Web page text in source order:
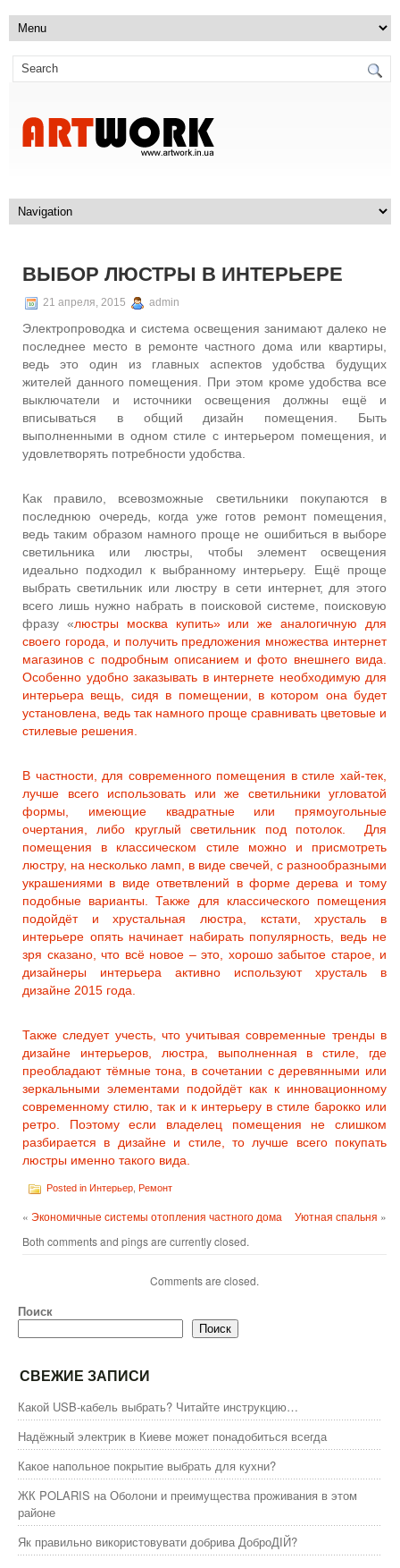
ВЫБОР ЛЮСТРЫ В ИНТЕРЬЕРЕ
21 апреля, 2015 admin
Электропроводка и система освещения занимают далеко не
последнее место в ремонте частного дома или квартиры,
ведь это один из главных аспектов удобства будущих
жителей данного помещения. При этом кроме удобства все
выключатели и источники освещения должны ещё и
вписываться в общий дизайн помещения. Быть
выполненными в одном стиле с интерьером помещения, и
удовлетворять потребности удобства.
Как правило, всевозможные светильники покупаются в
последнюю очередь, когда уже готов ремонт помещения,
ведь таким образом намного проще не ошибиться в выборе
светильника или люстры, чтобы элемент освещения
идеально подходил к выбранному интерьеру. Ещё проще
выбрать светильник или люстру в сети интернет, для этого
всего лишь нужно набрать в поисковой системе, поисковую
фразу «люстры москва купить» или же аналогичную для
своего города, и получить предложения множества интернет
магазинов с подробным описанием и фото внешнего вида.
Особенно удобно заказывать в интернете необходимую для
интерьера вещь, сидя в помещении, в котором она будет
установлена, ведь так намного проще сравнивать цветовые и
стилевые решения.
В частности, для современного помещения в стиле хай-тек,
лучше всего использовать или же светильники угловатой
формы, имеющие квадратные или прямоугольные
очертания, либо круглый светильник под потолок. Для
помещения в классическом стиле можно и присмотреть
люстру, на несколько ламп, в виде свечей, с разнообразными
украшениями в виде ответвлений в форме дерева и тому
подобные варианты. Также для классического помещения
подойдёт и хрустальная люстра, кстати, хрусталь в
интерьере опять начинает набирать популярность, ведь не
зря сказано, что всё новое – это, хорошо забытое старое, и
дизайнеры интерьера активно используют хрусталь в
дизайне 2015 года.
Также следует учесть, что учитывая современные тренды в
дизайне интерьеров, люстра, выполненная в стиле, где
преобладают тёмные тона, в сочетании с деревянными или
зеркальными элементами подойдёт как к инновационному
современному стилю, так и к интерьеру в стиле барокко или
ретро. Поэтому если владелец помещения не слишком
разбирается в дизайне и стиле, то лучше всего покупать
люстры именно такого вида.
Posted in Интерьер Ремонт
« Экономичные системы отопления частного дома Уютная спальня »
Both comments and pings are currently closed.
Comments are closed.
Поиск
Поиск
СВЕЖИЕ ЗАПИСИ
Какой USB-кабель выбрать? Читайте инструкцию…
Надёжный электрик в Киеве может понадобиться всегда
Какое напольное покрытие выбрать для кухни?
ЖК POLARIS на Оболони и преимущества проживания в этом
районе
Як правильно використовувати добрива ДоброДІЙ?